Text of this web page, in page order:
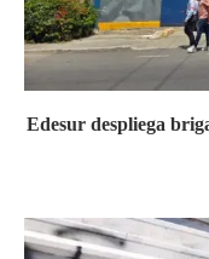
Edesur despliega